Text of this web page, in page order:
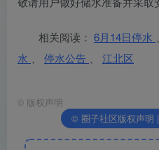
相关阅读： 6月14日停水
水 、 停水公告 、 江北区
© 版权声明
© 圈子社区版权声明